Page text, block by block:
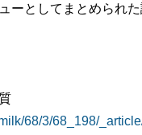
ーとしてまとめられ
68/3/68_198/